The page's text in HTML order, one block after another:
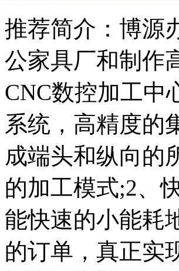
推荐简介：博源
公家具厂和制作
CNC数控加工中
系统，高精度的
成端头和纵向的
的加工模式;2、
能快速的小能耗
的订单，真正实